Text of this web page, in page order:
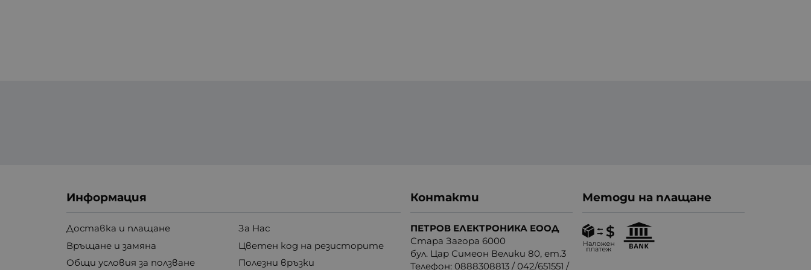
Информация
Доставка и плащане
Връщане и замяна
Общи условия за ползване
За Нас
Цветен код на резисторите
Полезни връзки
Контакти
ПЕТРОВ ЕЛЕКТРОНИКА ЕООД
Стара Загора 6000
бул. Цар Симеон Велики 80, ет.3
Телефон:0888308813 /042/651551 /
Методи на плащане